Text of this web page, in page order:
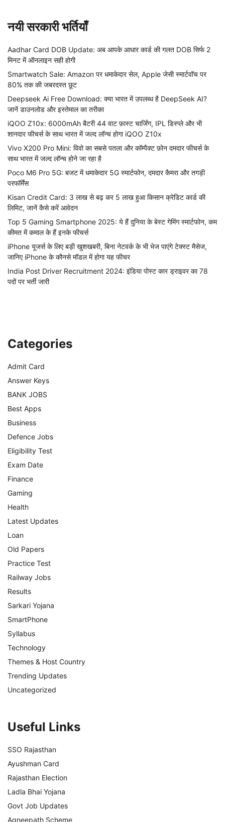
नयी सरकारी भर्तियाँ
Aadhar Card DOB Update: अब आपके आधार कार्ड की गलत DOB सिर्फ 2
मिनट में ऑनलाइन सही होगी
Smartwatch Sale: Amazon पर धमाकेदार सेल, Apple जेसी स्मार्टवॉच पर
80% तक की जबरदस्त छूट
Deepseek Ai Free Download: क्या भारत में उपलब्ध है DeepSeek AI?
जानें डाउनलोड और इस्तेमाल का तरीका
iQOO Z10x: 6000mAh बैटरी 44 वाट फ़ास्ट चार्जिंग, IPL डिस्प्ले और भी
शानदार फीचर्स के साथ भारत में जल्द लॉन्च होगा iQOO Z10x
Vivo X200 Pro Mini: विवो का सबसे पतला और कॉम्पैक्ट फ़ोन दमदार फीचर्स के
साथ भारत में जल्द लॉन्च होने जा रहा है
Poco M6 Pro 5G: बजट में धमाकेदार 5G स्मार्टफोन, दमदार कैमरा और तगड़ी
परफॉर्मेंस
Kisan Credit Card: 3 लाख से बढ़ कर 5 लाख हुआ किसान क्रेडिट कार्ड की
लिमिट, जानें कैसे करें आवेदन
Top 5 Gaming Smartphone 2025: ये हैं दुनिया के बेस्ट गेमिंग स्मार्टफोन, कम
कीमत में कमाल के हैं इनके फीचर्स
iPhone यूजर्स के लिए बड़ी खुशखबरी, बिना नेटवर्क के भी भेज पाएंगे टेक्स्ट मैसेज,
जानिए iPhone के कौनसे मॉडल में होगा यह फीचर
India Post Driver Recruitment 2024: इंडिया पोस्ट कार ड्राइवर का 78
पदों पर भर्ती जारी
Categories
Admit Card
Answer Keys
BANK JOBS
Best Apps
Business
Defence Jobs
Eligibility Test
Exam Date
Finance
Gaming
Health
Latest Updates
Loan
Old Papers
Practice Test
Railway Jobs
Results
Sarkari Yojana
SmartPhone
Syllabus
Technology
Themes & Host Country
Trending Updates
Uncategorized
Useful Links
SSO Rajasthan
Ayushman Card
Rajasthan Election
Ladla Bhai Yojana
Govt Job Updates
Agneepath Scheme